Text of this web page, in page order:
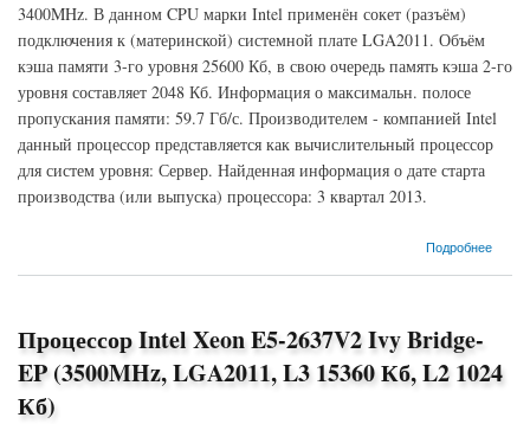
3400MHz. В данном CPU марки Intel применён сокет (разъём)
подключения к (материнской) системной плате LGA2011. Объём
кэша памяти 3-го уровня 25600 Кб, в свою очередь память кэша 2-го
уровня составляет 2048 Кб. Информация о максимальн. полосе
пропускания памяти: 59.7 Гб/с. Производителем - компанией Intel
данный процессор представляется как вычислительный процессор
для систем уровня: Сервер. Найденная информация о дате старта
производства (или выпуска) процессора: 3 квартал 2013.
Подробнее
о Процессор Intel Xeon E5-2687WV2 Ivy Bridge-EP (3400MHz, LGA2011, L3 25600 Кб,
Процессор Intel Xeon E5-2637V2 Ivy Bridge-
EP (3500MHz, LGA2011, L3 15360 Кб, L2 1024
Кб)